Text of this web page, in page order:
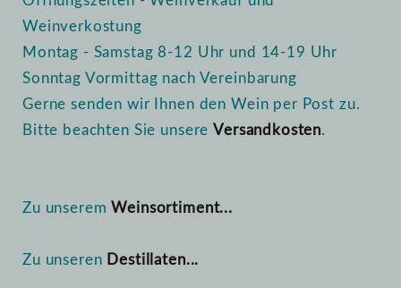
Weinverkostung
Montag - Samstag 8-12 Uhr und 14-19 Uhr
Sonntag Vormittag nach Vereinbarung
Gerne senden wir Ihnen den Wein per Post zu.
Bitte beachten Sie unsereVersandkosten.
Zu unseremWeinsortiment...
Zu unseren Destillaten...